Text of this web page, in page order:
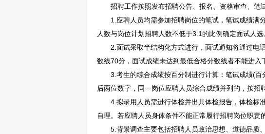
招聘工作按照发布招聘公告、报名、资格审查、笔
1.应聘人员均需参加招聘岗位的笔试，笔试成绩满
人数与岗位计划招聘人数不低于3:1的比例确定面试人
2.面试采取半结构化方式进行，面试通知将通过电
数线70分，面试成绩未达到最低合格分数线者不能进入
3.考生的综合成绩按百分制进行计算：笔试成绩(百
后两位数字，同一岗位应聘人员综合成绩并列的，按招
4.拟录用人员需进行体检并出具体检报告，体检标
自理。若应聘人员身体条件不能正常履行招聘岗位职责
5.背景调查主要包括招聘人员政治思想、道德品质